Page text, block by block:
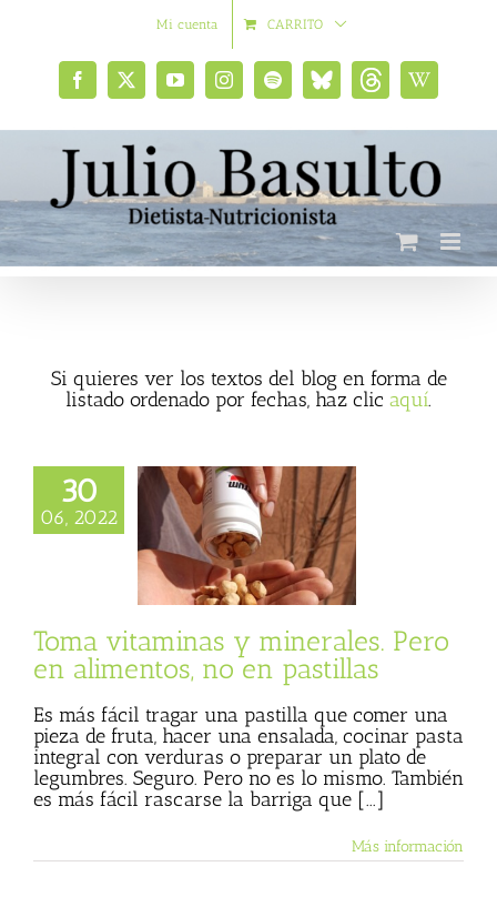
Mi cuenta CARRITO
Facebook
X YouTubeInstagramSpotifyBluesky
social
ThreadsWikipedia
Si quieres ver los textos del blog en forma de
listado ordenado por fechas, haz clic aquí.
30
06, 2022
vitaminas y
Pero en
no en pastillas
Basulto
Toma vitaminas y minerales. Pero
en alimentos, no en pastillas
Es más fácil tragar una pastilla que comer una
pieza de fruta, hacer una ensalada, cocinar pasta
integral con verduras o preparar un plato de
legumbres. Seguro. Pero no es lo mismo. También
es más fácil rascarse la barriga que [...]
Más información